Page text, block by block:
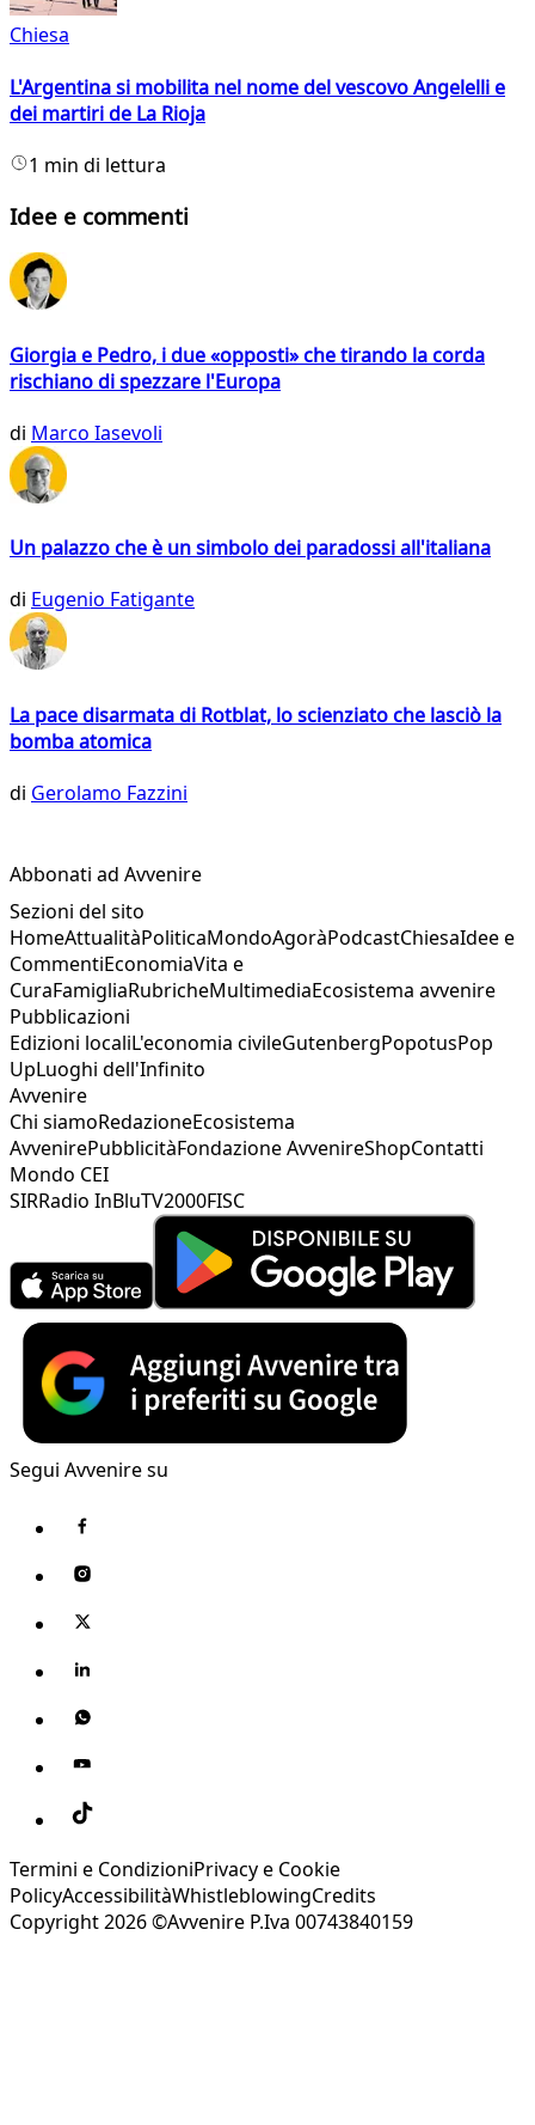
Chiesa
L'Argentina si mobilita nel nome del vescovo Angelelli e
dei martiri de La Rioja
1 min di lettura
Idee e commenti
Giorgia e Pedro, i due «opposti» che tirando la corda
rischiano di spezzare l'Europa
di Marco Iasevoli
Un palazzo che è un simbolo dei paradossi all'italiana
di Eugenio Fatigante
La pace disarmata di Rotblat, lo scienziato che lasciò la
bomba atomica
di Gerolamo Fazzini
Abbonati ad Avvenire
Sezioni del sito
HomeAttualitàPoliticaMondoAgoràPodcastChiesaIdee e
CommentiEconomiaVita e
CuraFamigliaRubricheMultimediaEcosistema avvenire
Pubblicazioni
Edizioni localiL'economia civileGutenbergPopotusPop
UpLuoghi dell'Infinito
Avvenire
Chi siamoRedazioneEcosistema
AvvenirePubblicitàFondazione AvvenireShopContatti
Mondo CEI
SIRRadio InBluTV2000FISC
Segui Avvenire su
Termini e CondizioniPrivacy e Cookie
PolicyAccessibilitàWhistleblowingCredits
Copyright 2026 ©Avvenire P.Iva 00743840159